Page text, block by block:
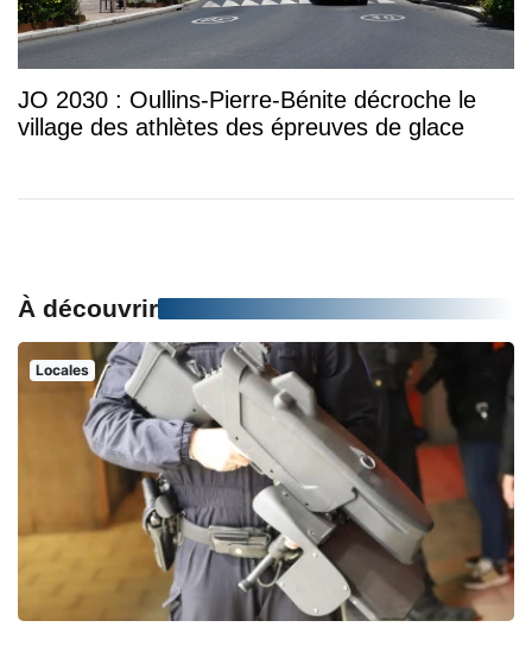
JO 2030 : Oullins-Pierre-Bénite décroche le
village des athlètes des épreuves de glace
À découvrir
Locales